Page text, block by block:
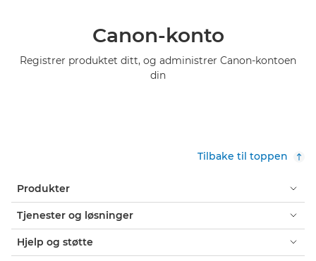
Canon-konto
Registrer produktet ditt, og administrer Canon-kontoen
din
Tilbake til toppen
Produkter
Tjenester og løsninger
Hjelp og støtte